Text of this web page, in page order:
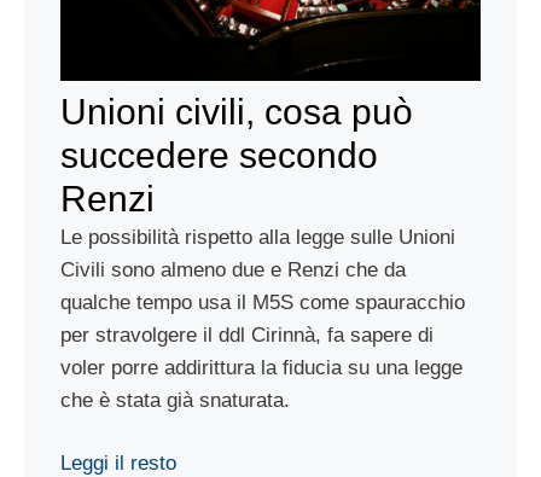
Unioni civili, cosa può
succedere secondo
Renzi
Le possibilità rispetto alla legge sulle Unioni
Civili sono almeno due e Renzi che da
qualche tempo usa il M5S come spauracchio
per stravolgere il ddl Cirinnà, fa sapere di
voler porre addirittura la fiducia su una legge
che è stata già snaturata.
Leggi il resto